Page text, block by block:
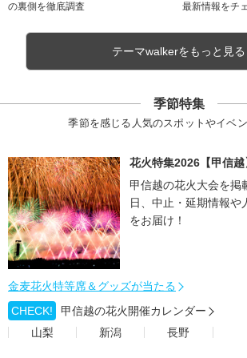
の裏側を徹底調査
最新情報をチ
テーマwalkerをもっと見る
季節特集
季節を感じる人気のスポットやイベ
花火特集2026【甲信越
甲信越の花火大会を掲
日、中止・延期情報や
をお届け！
金麦花火特等席＆グッズが当たる
CHECK!
甲信越の花火開催カレンダー
山梨
新潟 長野